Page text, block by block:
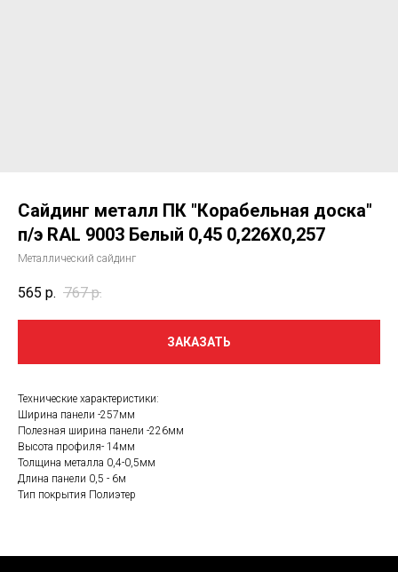
Сайдинг металл ПК "Корабельная доска"
п/э RAL 9003 Белый 0,45 0,226Х0,257
Металлический сайдинг
565 р. 767 р.
ЗАКАЗАТЬ
Технические характеристики:
Ширина панели -257мм
Полезная ширина панели -226мм
Высота профиля- 14мм
Толщина металла 0,4-0,5мм
Длина панели 0,5 - 6м
Тип покрытия Полиэтер